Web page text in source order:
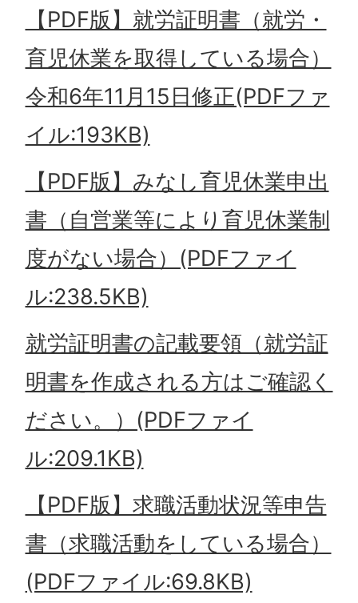
【PDF版】就労証明書（就労・
育児休業を取得している場合）
令和6年11月15日修正(PDFファ
イル:193KB)
【PDF版】 みなし育児休業申出
書（自営業等により育児休業制
度がない場合）(PDFファイ
ル:238.5KB)
就労証明書の記載要領（就労証
明書を作成される方はご確認く
ださい。）(PDFファイ
ル:209.1KB)
【PDF版】求職活動状況等申告
書（求職活動をしている場合）
(PDFファイル:69.8KB)